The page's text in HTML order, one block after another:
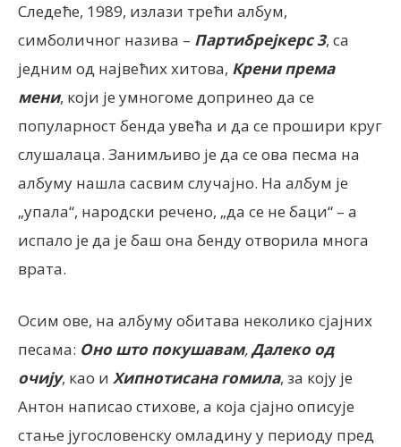
Следеће, 1989, излази трећи албум,
симболичног назива – Партибрејкерс 3, са
једним од највећих хитова, Крени према
мени, који је умногоме допринео да се
популарност бенда увећа и да се прошири круг
слушалаца. Занимљиво је да се ова песма на
албуму нашла сасвим случајно. На албум је
„упала“, народски речено, „да се не баци“ – а
испало је да је баш она бенду отворила многа
врата.
Осим ове, на албуму обитава неколико сјајних
песама: Оно што покушавам,Далеко од
очију, као и Хипнотисана гомила, за коју је
Антон написао стихове, а која сјајно описује
стање југословенску омладину у периоду пред